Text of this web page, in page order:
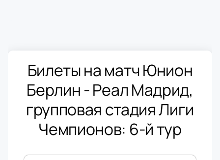
Билеты на матч Юнион
Берлин - Реал Мадрид,
групповая стадия Лиги
Чемпионов: 6-й тур